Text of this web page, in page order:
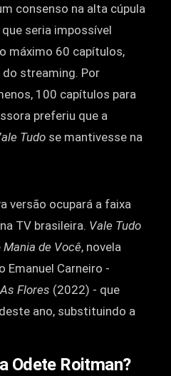
consenso na alta cúpula
seria impossível
máximo 60 capítulos,
streaming. Por
100 capítulos para
preferiu que a
Tudo se mantivesse na
versão ocupará a faixa
TV brasileira. Vale Tudo
Mania de Você, novela
Emanuel Carneiro -
Flores (2022) - que
ano, substituindo a
Odete Roitman?